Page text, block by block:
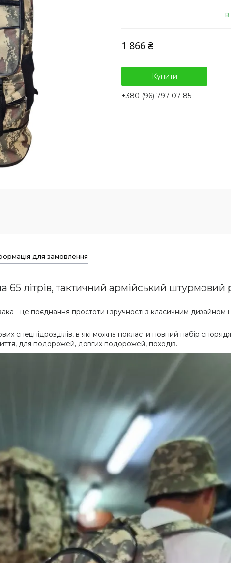
В
1 866 ₴
Купити
+380 (96) 797-07-85
для замовлення
65 літрів, тактичний армійський
- це поєднання простоти і зручності з класичним дизайном
спецпідрозділів, в які можна покласти повний набір
для подорожей, довгих подорожей, походів.